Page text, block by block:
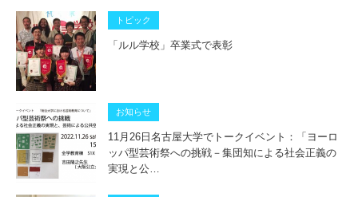
トピック
「ルル学校」卒業式で表彰
お知らせ
11月26日名古屋大学でトークイベント：「ヨーロ
ッパ型芸術祭への挑戦－集団知による社会正義の
実現と公…